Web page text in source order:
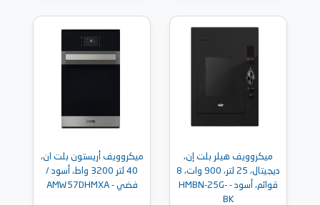
ميكروويف هيلر بلت إن،
ديجيتال، 25 لتر، 900 وات، 8
قوائم، أسود - HMBN-25G-
BK
ميكروويف أريستون بلت ان،
40 لتر 3200 واط، أسود /
فضي - AMW57DHMXA